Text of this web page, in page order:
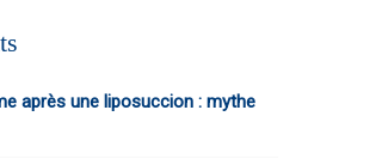
après une liposuccion : mythe